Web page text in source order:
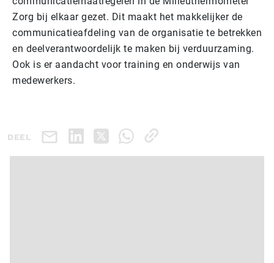
Zorg bij elkaar gezet. Dit maakt het makkelijker de
communicatieafdeling van de organisatie te betrekken
en deelverantwoordelijk te maken bij verduurzaming.
Ook is er aandacht voor training en onderwijs van
medewerkers.
DEEL